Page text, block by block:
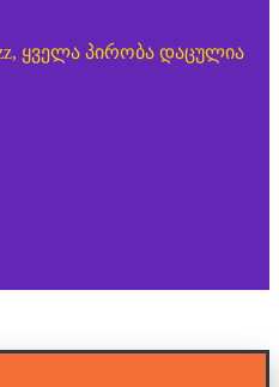
ყველა პირობა დაცულია